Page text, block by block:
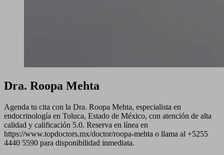
Dra. Roopa Mehta
Agenda tu cita con la Dra. Roopa Mehta, especialista en
endocrinología en Toluca, Estado de México, con atención de alta
calidad y calificación 5.0. Reserva en línea en
https://www.topdoctors.mx/doctor/roopa-mehta o llama al +5255
4440 5590 para disponibilidad inmediata.